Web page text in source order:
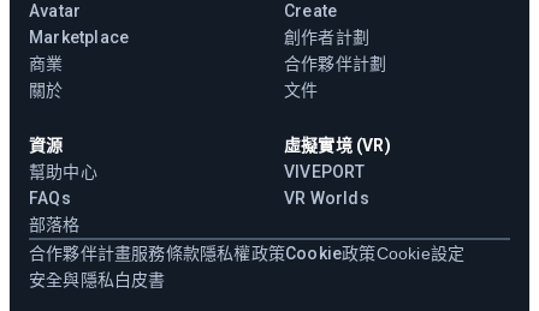
Avatar
Marketplace
商業
關於
Create
創作者計劃
合作夥伴計劃
文件
資源
幫助中心
FAQs
部落格
虛擬實境 (VR)
VIVEPORT
VR Worlds
合作夥伴計畫服務條款隱私權政策Cookie政策Cookie設定
安全與隱私白皮書